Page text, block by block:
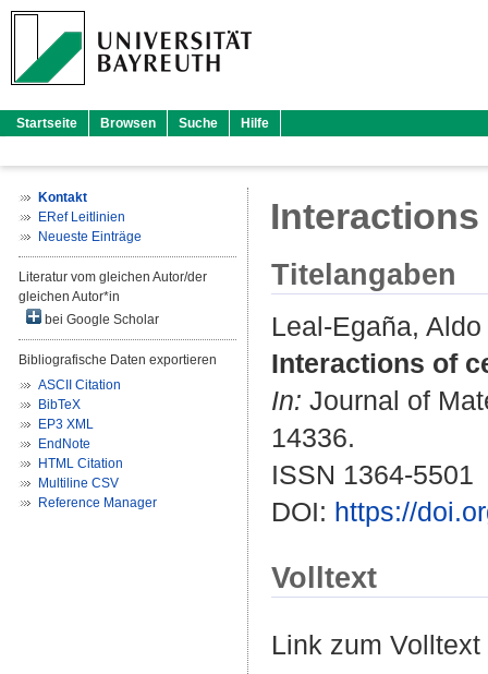
Startseite Browsen Suche Hilfe
Kontakt
ERef Leitlinien
Neueste Einträge
Literatur vom gleichen Autor/der
gleichen Autor*in
bei Google Scholar
Bibliografische Daten exportieren
ASCII Citation
BibTeX
EP3 XML
EndNote
HTML Citation
Multiline CSV
Reference Manager
Titelangaben
Leal-Egaña, Aldo
Interactions of
In: Journal of
14336.
ISSN 1364-5501
DOI: https://
Volltext
Link zum